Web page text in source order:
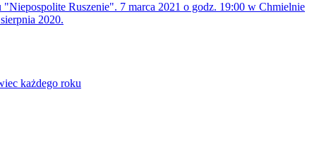
"Niepospolite Ruszenie". 7 marca 2021 o godz. 19:00 w Chmielnie
2020.
każdego roku